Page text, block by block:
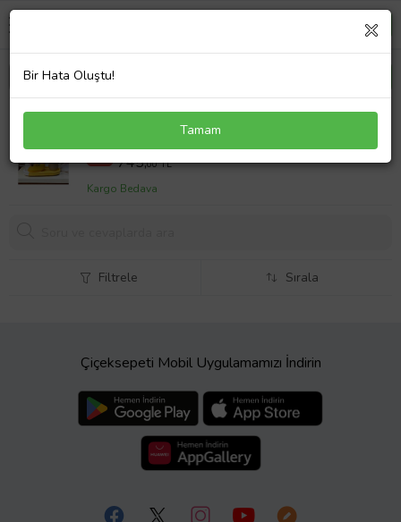
Best Friends Temalı Not Tutacağı + Kalemlik +
Organizer tabak Ofis Seti Hediyelik
%32 1100,00 TL
745,00 TL
Kargo Bedava
Filtrele Sırala
Çiçeksepeti Mobil Uygulamamızı İndirin
Bir Hata Oluştu!
Tamam